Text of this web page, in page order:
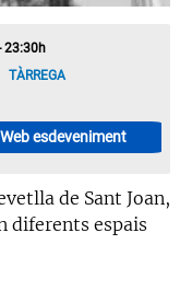
23:30h
TÀRREGA
Web esdeveniment
de Sant Joan,
diferents espais